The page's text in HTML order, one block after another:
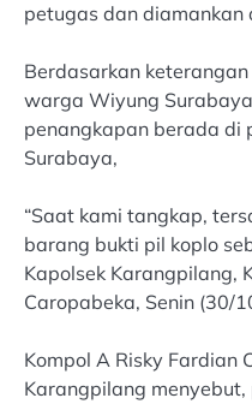
petugas dan diamankan
Berdasarkan
warga Wiyung
penangkapan berada di
Surabaya,
“Saat kami tangkap,
barang bukti pil koplo
Kapolsek Karangpilang,
Caropabeka, Senin (30/
Kompol A Risky Fardian
Karangpilang